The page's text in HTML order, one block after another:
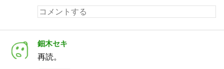
鈿木セキ
再読。